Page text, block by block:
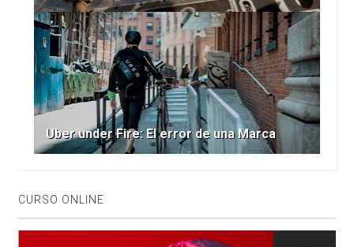
Uber under Fire: El error de una Marca
CURSO ONLINE